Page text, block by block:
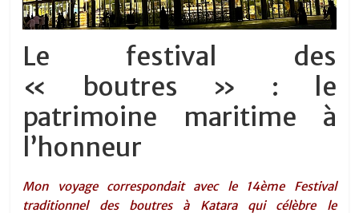
Le festival des
« boutres » : le
patrimoine maritime à
l’honneur
Mon voyage correspondait avec le 14ème Festival
traditionnel des boutres à Katara qui célèbre le